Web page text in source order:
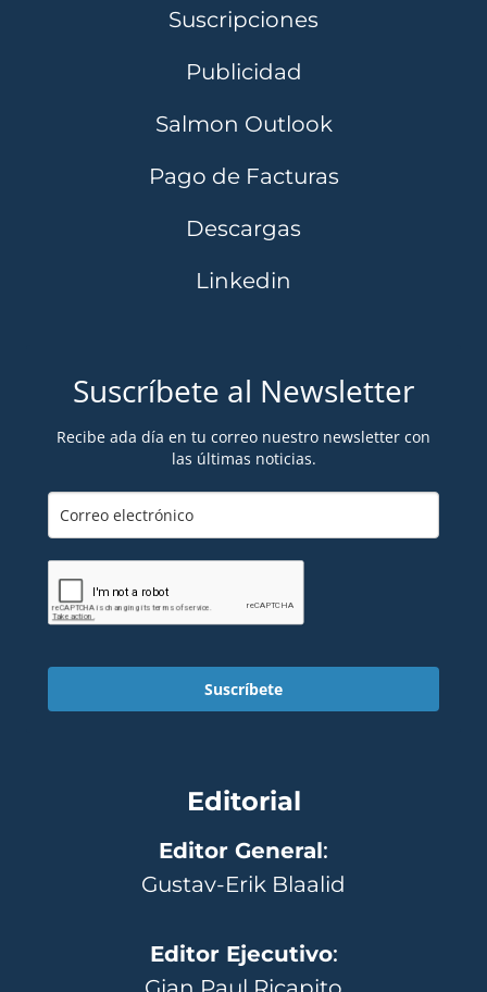
Suscripciones
Publicidad
Salmon Outlook
Pago de Facturas
Descargas
Linkedin
Suscríbete al Newsletter
Recibe ada día en tu correo nuestro newsletter con
las últimas noticias.
Suscríbete
Editorial
Editor General:
Gustav-Erik Blaalid
Editor Ejecutivo: